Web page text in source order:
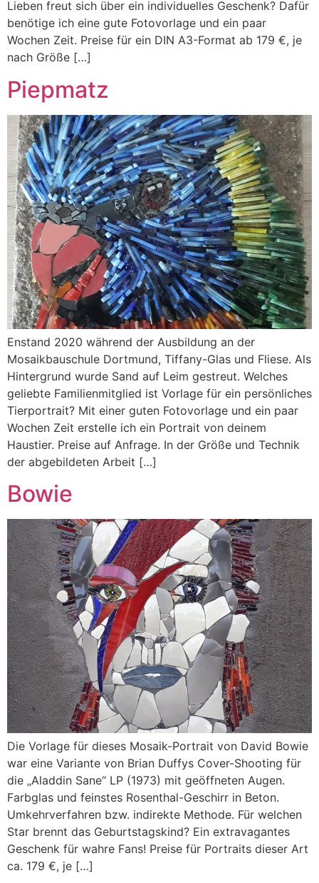
Lieben freut sich über ein individuelles Geschenk? Dafür
benötige ich eine gute Fotovorlage und ein paar
Wochen Zeit. Preise für ein DIN A3-Format ab 179 €, je
nach Größe […]
Piepmatz
Enstand 2020 während der Ausbildung an der
Mosaikbauschule Dortmund, Tiffany-Glas und Fliese. Als
Hintergrund wurde Sand auf Leim gestreut. Welches
geliebte Familienmitglied ist Vorlage für ein persönliches
Tierportrait? Mit einer guten Fotovorlage und ein paar
Wochen Zeit erstelle ich ein Portrait von deinem
Haustier. Preise auf Anfrage. In der Größe und Technik
der abgebildeten Arbeit […]
Bowie
Die Vorlage für dieses Mosaik-Portrait von David Bowie
war eine Variante von Brian Duffys Cover-Shooting für
die „Aladdin Sane“ LP (1973) mit geöffneten Augen.
Farbglas und feinstes Rosenthal-Geschirr in Beton.
Umkehrverfahren bzw. indirekte Methode. Für welchen
Star brennt das Geburtstagskind? Ein extravagantes
Geschenk für wahre Fans! Preise für Portraits dieser Art
ca. 179 €, je […]